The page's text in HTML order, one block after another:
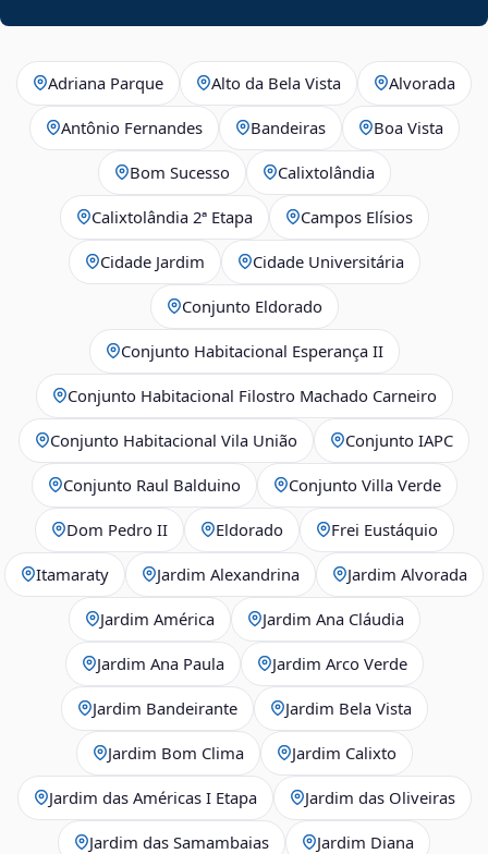
Adriana Parque Alto da Bela Vista Alvorada
Antônio Fernandes Bandeiras Boa Vista
Bom Sucesso Calixtolândia
Calixtolândia 2ª Etapa Campos Elísios
Cidade Jardim Cidade Universitária
Conjunto Eldorado
Conjunto Habitacional Esperança II
Conjunto Habitacional Filostro Machado Carneiro
Conjunto Habitacional Vila União Conjunto IAPC
Conjunto Raul Balduino Conjunto Villa Verde
Dom Pedro II Eldorado Frei Eustáquio
Itamaraty Jardim Alexandrina Jardim Alvorada
Jardim América Jardim Ana Cláudia
Jardim Ana Paula Jardim Arco Verde
Jardim Bandeirante Jardim Bela Vista
Jardim Bom Clima Jardim Calixto
Jardim das Américas I Etapa Jardim das Oliveiras
Jardim das Samambaias Jardim Diana